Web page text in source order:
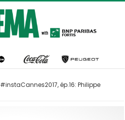
#instaCannes2017, ép.16: Philippe